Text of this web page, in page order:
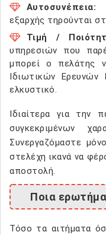
Αυτοσυνέπεια:
εξαρχής τηρούνται
Τιμή /
υπηρεσιών που
μπορεί ο πελάτης
Ιδιωτικών Ερευνών
ελκυστικό.
Ιδιαίτερα για την
συγκεκριμένων
Συνεργαζόμαστε
στελέχη ικανά να
αποστολή.
Ποια
Τόσο τα αιτήματα